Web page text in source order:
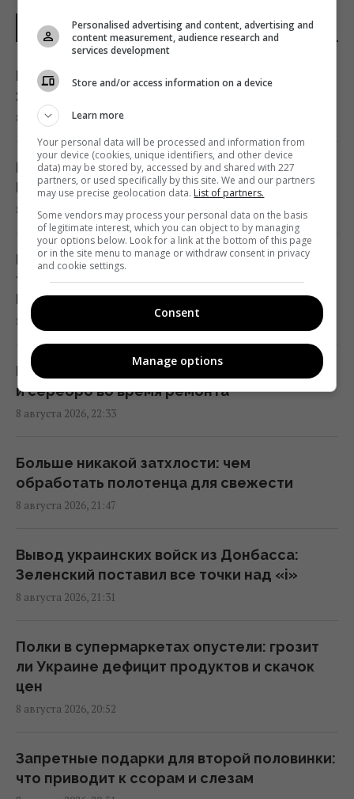
ВСУ уничтожили комплекс РЭБ,
предназначенный для подавления Starlink,
- OSINT
22:16 суббота, 08 августа 2026
Известный американский актёр обратился
к Путину на фоне ударов по Украине
21:43 суббота, 08 августа 2026
В СССР создали систему "судного дня",
которая до сих пор может уничтожить
человечество
21:18 суббота, 08 августа 2026
"Это очень больно": сын Байдена
рассказал о состоянии здоровья своего
отца
21:15 суббота, 08 августа 2026
но потери все равно огромны, – Зеленский
21:04 суббота, 08 августа 2026
к Patriot: Зеленский сказал, от чего зависят
сроки
21:04 суббота, 08 августа 2026
Скрытая мобилизация и манипуляции:
Зеленский раскрыл дальнейшие планы
Путина
20:50 суббота, 08 августа 2026
Астролог Влад Росс удивил новым
прогнозом о завершении войны в Украине
ПОСЛЕДНИЕ НОВОСТИ
Незнакомка "захватила" чужую квартиру:
хозяйка узнала об этом в отпуске
8 августа 2026, 23:55
Развелись 10 лет назад: как живет
Бандерас и Мелани Гриффит
8 августа 2026, 22:58
Пострадали дети, самому младшему всего
три месяца: РФ цинично атаковала
Павлоград
8 августа 2026, 22:34
Клад времен войны: супруги нашли золота
и серебро во время ремонта
8 августа 2026, 22:33
Больше никакой затхлости: чем
обработать полотенца для свежести
8 августа 2026, 21:47
Вывод украинских войск из Донбасса:
Зеленский поставил все точки над «i»
8 августа 2026, 21:31
Полки в супермаркетах опустели: грозит
ли Украине дефицит продуктов и скачок
цен
8 августа 2026, 20:52
Запретные подарки для второй половинки:
что приводит к ссорам и слезам
Personalised advertising and content, advertising and
content measurement, audience research and
services development
Store and/or access information on a device
Learn more
Your personal data will be processed and information from
your device (cookies, unique identifiers, and other device
data) may be stored by, accessed by and shared with 227
partners, or used specifically by this site. We and our partners
may use precise geolocation data. List of partners.
Some vendors may process your personal data on the basis
of legitimate interest, which you can object to by managing
your options below. Look for a link at the bottom of this page
or in the site menu to manage or withdraw consent in privacy
and cookie settings.
Consent
Manage options